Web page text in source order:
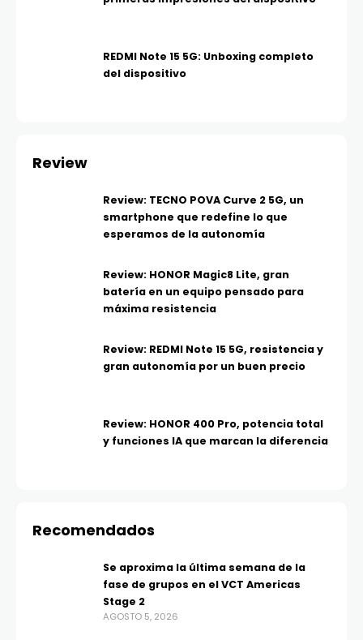
REDMI Note 15 5G: Unboxing completo
del dispositivo
Review
Review: TECNO POVA Curve 2 5G, un
smartphone que redefine lo que
esperamos de la autonomía
Review: HONOR Magic8 Lite, gran
batería en un equipo pensado para
máxima resistencia
Review: REDMI Note 15 5G, resistencia y
gran autonomía por un buen precio
Review: HONOR 400 Pro, potencia total
y funciones IA que marcan la diferencia
Recomendados
Se aproxima la última semana de la
fase de grupos en el VCT Americas
Stage 2
AGOSTO 5, 2026